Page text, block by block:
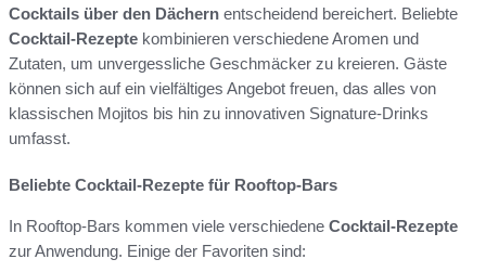
Cocktails über den Dächern entscheidend bereichert. Beliebte
Cocktail-Rezepte kombinieren verschiedene Aromen und
Zutaten, um unvergessliche Geschmäcker zu kreieren. Gäste
können sich auf ein vielfältiges Angebot freuen, das alles von
klassischen Mojitos bis hin zu innovativen Signature-Drinks
umfasst.
Beliebte Cocktail-Rezepte für Rooftop-Bars
In Rooftop-Bars kommen viele verschiedene Cocktail-Rezepte
zur Anwendung. Einige der Favoriten sind: